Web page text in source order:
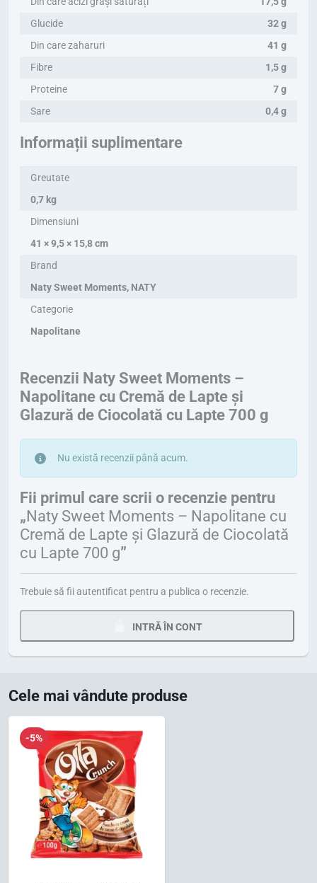
Glucide
32 g
Din care zaharuri
41 g
Fibre
1,5 g
Proteine
7 g
Sare
0,4 g
Informații suplimentare
Greutate
0,7 kg
Dimensiuni
41 × 9,5 × 15,8 cm
Brand
Naty Sweet Moments, NATY
Categorie
Napolitane
Recenzii Naty Sweet Moments –
Napolitane cu Cremă de Lapte și
Glazură de Ciocolată cu Lapte 700 g
Nu există recenzii până acum.
Fii primul care scrii o recenzie pentru
„Naty Sweet Moments – Napolitane cu
Cremă de Lapte și Glazură de Ciocolată
cu Lapte 700 g”
Trebuie să fii autentificat pentru a publica o recenzie.
INTRĂ ÎN CONT
Cele mai vândute produse
-5%